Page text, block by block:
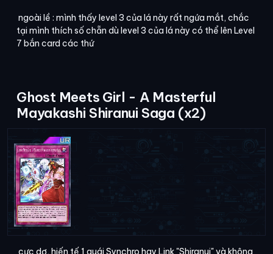
ngoài lề : mình thấy level 3 của lá này rất ngứa mắt, chắc
tại mình thích số chẵn dù level 3 của lá này có thể lên Level
7 bắn card các thứ
Ghost Meets Girl - A Masterful
Mayakashi Shiranui Saga (x2)
cực dơ, hiến tế 1 quái Synchro hay Link "Shiranui" và không